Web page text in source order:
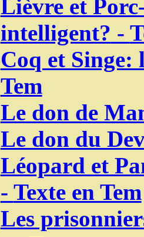
Lièvre et
intelligent? -
Coq et Singe:
Tem
Le don de
Le don du
Léopard et
- Texte en Tem
Les